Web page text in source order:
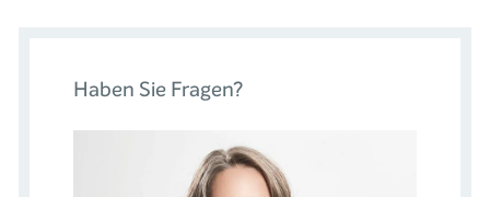
Haben Sie Fragen?